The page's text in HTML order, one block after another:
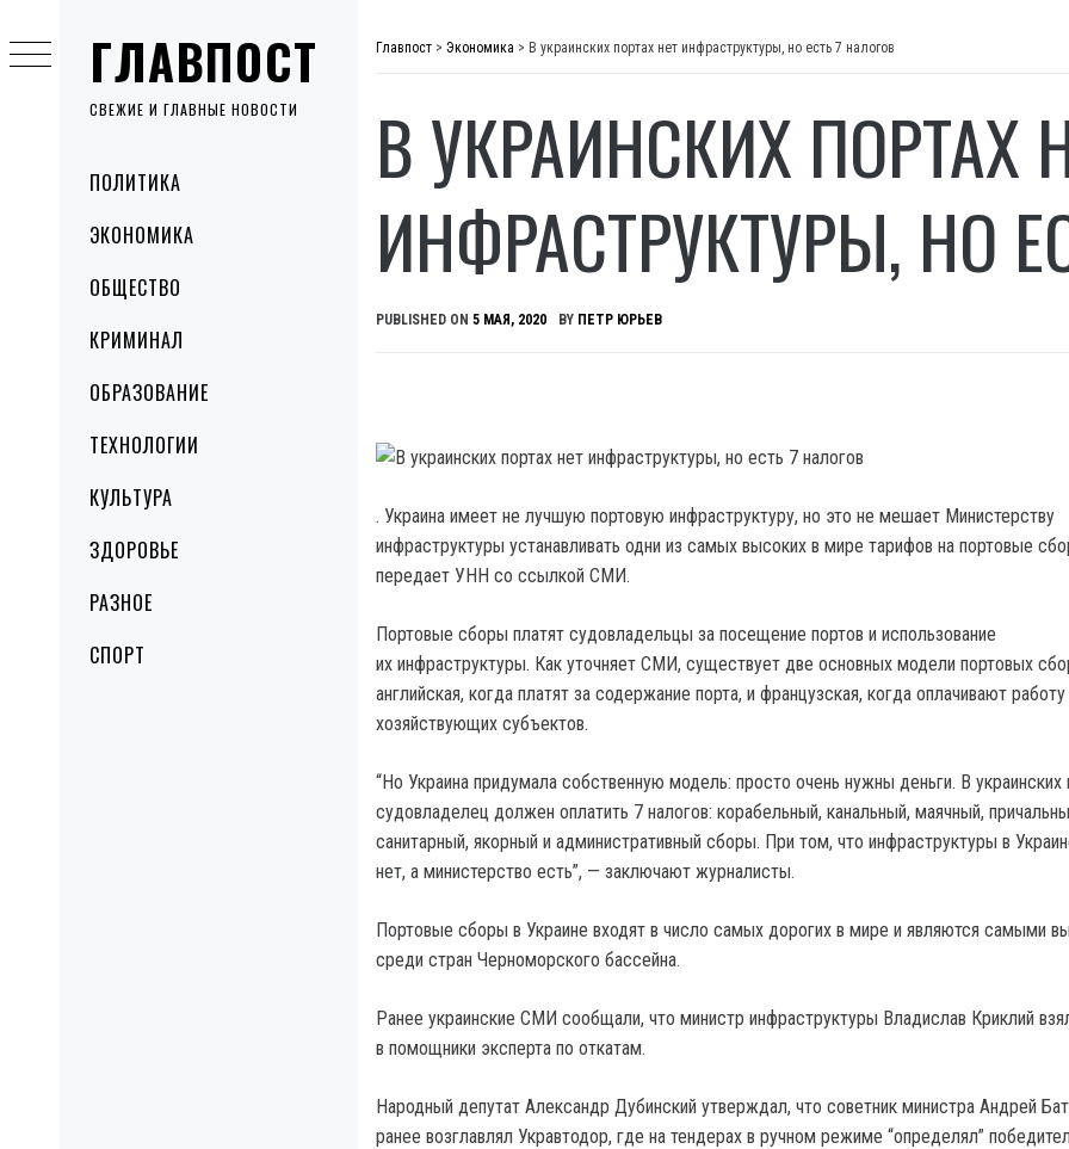
ГЛАВПОСТ
СВЕЖИЕ И ГЛАВНЫЕ НОВОСТИ
MenuПОЛИТИКА
ЭКОНОМИКА
ОБЩЕСТВО
КРИМИНАЛ
ОБРАЗОВАНИЕ
ТЕХНОЛОГИИ
КУЛЬТУРА
ЗДОРОВЬЕ
РАЗНОЕ
СПОРТ
to
content
Главпост > Экономика > В украинских портах нет инфраструктуры, но есть 7 налогов
В УКРАИНСКИХ ПОРТАХ
ИНФРАСТРУКТУРЫ, НО
PUBLISHED ON 5 МАЯ, 2020 BY ПЕТР ЮРЬЕВ
. Украина имеет не лучшую портовую инфраструктуру, но это не мешает Министерству
инфраструктуры устанавливать одни из самых высоких в мире тарифов на портовые
передает УНН со ссылкой СМИ.
Портовые сборы платят судовладельцы за посещение портов и использование
их инфраструктуры. Как уточняет СМИ, существует две основных модели портовых
английская, когда платят за содержание порта, и французская, когда оплачивают работу
хозяйствующих субъектов.
“Но Украина придумала собственную модель: просто очень нужны деньги. В украинских
судовладелец должен оплатить 7 налогов: корабельный, канальный, маячный,
санитарный, якорный и административный сборы. При том, что инфраструктуры в
нет, а министерство есть”, — заключают журналисты.
Портовые сборы в Украине входят в число самых дорогих в мире и являются самыми
среди стран Черноморского бассейна.
Ранее украинские СМИ сообщали, что министр инфраструктуры Владислав Криклий
в помощники эксперта по откатам.
Народный депутат Александр Дубинский утверждал, что советник министра Андрей
ранее возглавлял Укравтодор, где на тендерах в ручном режиме “определял”